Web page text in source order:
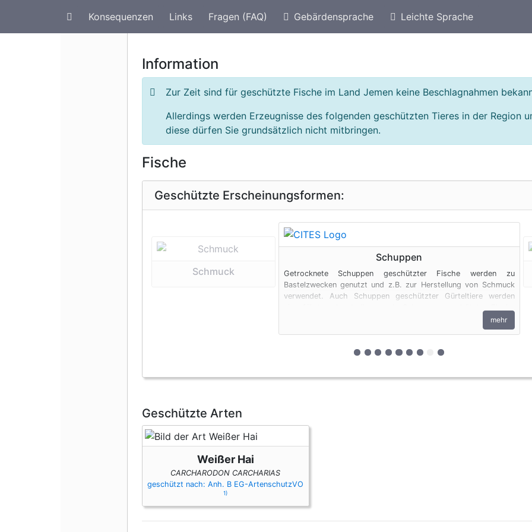
Konsequenzen Links Fragen (FAQ) Gebärdensprache Leichte Sprache
Information
Zur Zeit sind für geschützte Fische im Land Jemen keine Beschlagnahmen
Allerdings werden Erzeugnisse des folgenden geschützten Tieres in der Region
diese dürfen Sie grundsätzlich nicht mitbringen.
Fische
Geschützte Erscheinungsformen:
Vorherige geschützte Erscheinungsform
Schmuck
Schuppen
Getrocknete Schuppen geschützter Fische werden zu
Bastelzwecken genutzt und z.B. zur Herstellung von Schmuck
verwendet. Auch Schuppen geschützter Gürteltiere werden
mehr
zur 1. geschützten Erscheinungsform
zur 2. geschützten Erscheinungsform
zur 3. geschützten
zur 4. geschützten
zur 5. geschützten
zur 6. geschützten
zur 7. geschützten
zur 8. geschützten
zur 9. geschützten
Geschützte Arten
Weißer Hai
CARCHARODON CARCHARIAS
geschützt nach: Anh. B EG-ArtenschutzVO
1)